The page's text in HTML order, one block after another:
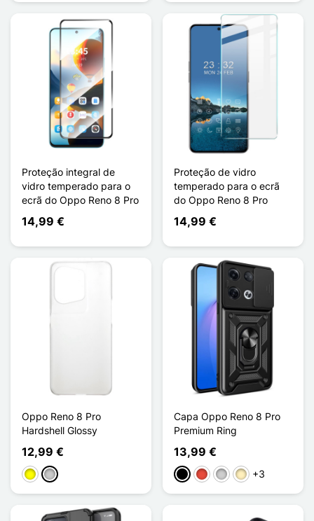
Proteção integral de
vidro temperado para o
ecrã do Oppo Reno 8 Pro
14,99 €
Proteção de vidro
temperado para o ecrã
do Oppo Reno 8 Pro
14,99 €
Oppo Reno 8 Pro
Hardshell Glossy
12,99 €
AmareloTransparente
Capa Oppo Reno 8 Pro
Premium Ring
13,99 €
PretoVermelho
PrataOuro+3